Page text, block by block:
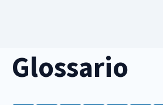
Glossario